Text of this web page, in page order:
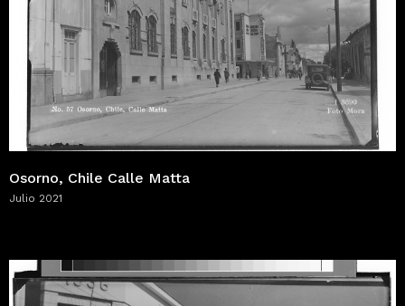
Osorno, Chile Calle Matta
Julio 2021